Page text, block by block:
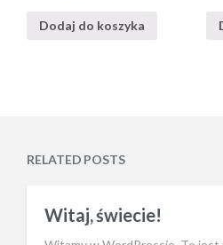
Dodaj do koszyka
RELATED POSTS
Witaj, świecie!